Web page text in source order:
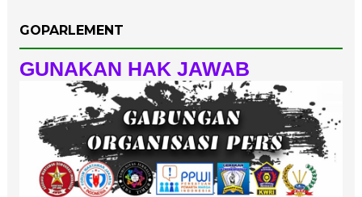
GOPARLEMENT
GUNAKAN HAK JAWAB